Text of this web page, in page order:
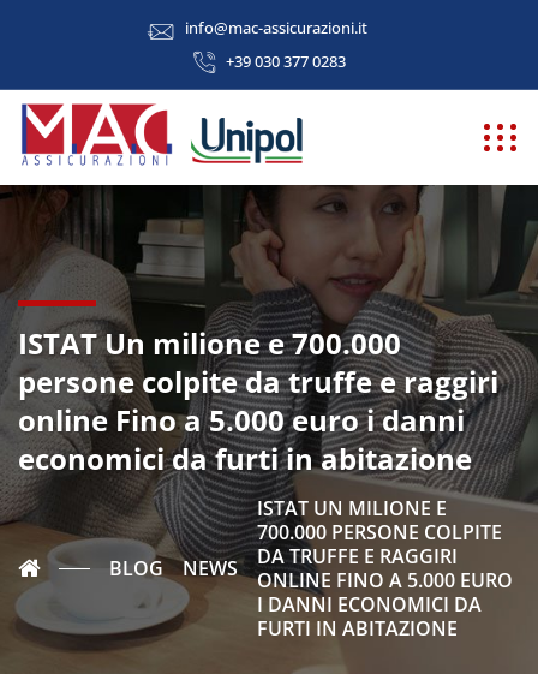
info@mac-assicurazioni.it
+39 030 377 0283
ISTAT Un milione e 700.000
persone colpite da truffe e raggiri
online Fino a 5.000 euro i danni
economici da furti in abitazione
BLOG NEWS
ISTAT UN MILIONE E
700.000 PERSONE COLPITE
DA TRUFFE E RAGGIRI
ONLINE FINO A 5.000 EURO
I DANNI ECONOMICI DA
FURTI IN ABITAZIONE